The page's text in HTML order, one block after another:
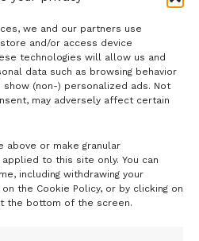
we and our partners use
and/or access device
technologies will allow us and
data such as browsing behavior
(non-) personalized ads. Not
may adversely affect certain
or make granular
to this site only. You can
including withdrawing your
the Cookie Policy, or by clicking on
the bottom of the screen.
I R D E T É S -